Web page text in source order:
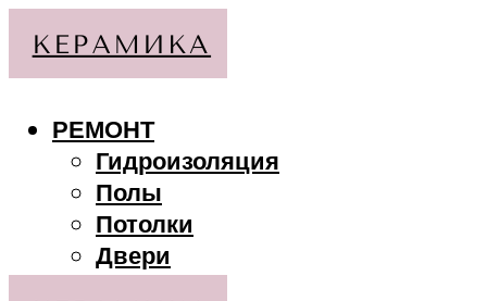
РЕМОНТ
Гидроизоляция
Полы
Потолки
Двери